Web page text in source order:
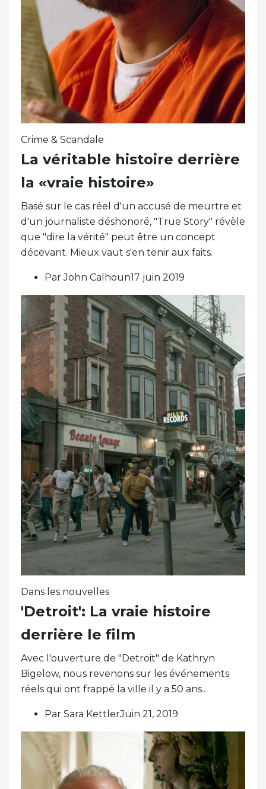
Crime & Scandale
La véritable histoire derrière
la «vraie histoire»
Basé sur le cas réel d'un accusé de meurtre et
d'un journaliste déshonoré, "True Story" révèle
que "dire la vérité" peut être un concept
décevant. Mieux vaut s'en tenir aux faits.
Par John Calhoun17 juin 2019
Dans les nouvelles
'Detroit': La vraie histoire
derrière le film
Avec l'ouverture de "Detroit" de Kathryn
Bigelow, nous revenons sur les événements
réels qui ont frappé la ville il y a 50 ans..
Par Sara KettlerJuin 21, 2019